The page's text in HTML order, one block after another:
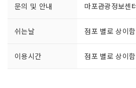
문의 및 안내 마포관광정보
쉬는날 점포 별로 상이함
이용시간 점포 별로 상이함